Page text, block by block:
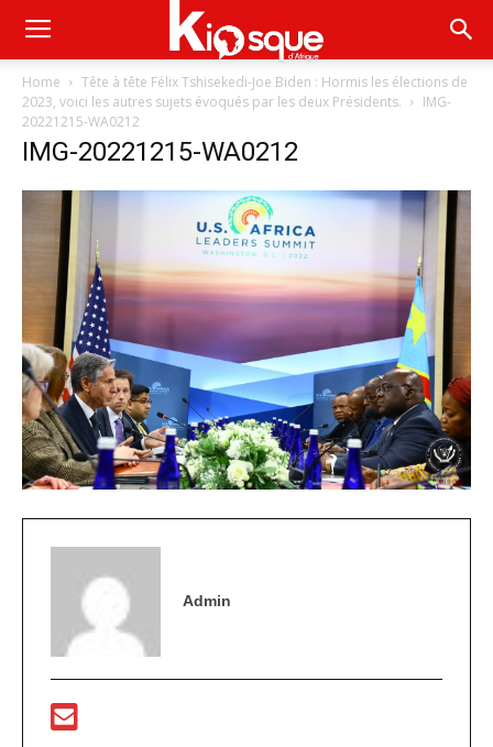
Home
Tête à tête Félix Tshisekedi-Joe Biden : Hormis les élections de
2023, voici les autres sujets évoqués par les deux Présidents.
IMG-
20221215-WA0212
IMG-20221215-WA0212
Admin